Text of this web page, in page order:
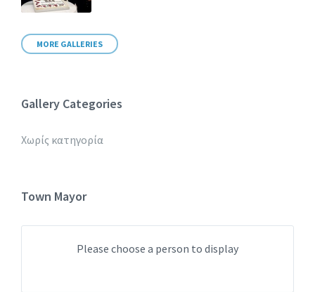
MORE GALLERIES
Gallery Categories
Χωρίς κατηγορία
Town Mayor
Please choose a person to display